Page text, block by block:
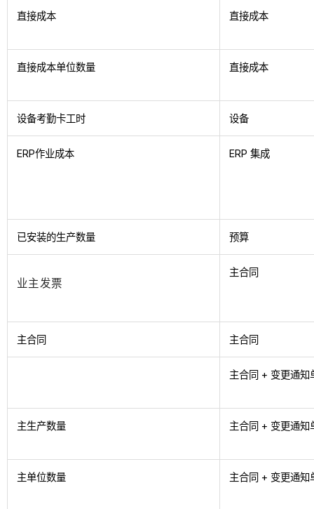
直接成本 直接成本
直接成本单位数量 直接成本
设备考勤卡工时 设备
ERP作业成本 ERP 集成
已安装的生产数量 预算
业主发票
主合同
主合同 主合同
主合同 + 变更通知
主生产数量 主合同 + 变更通知
主单位数量 主合同 + 变更通知